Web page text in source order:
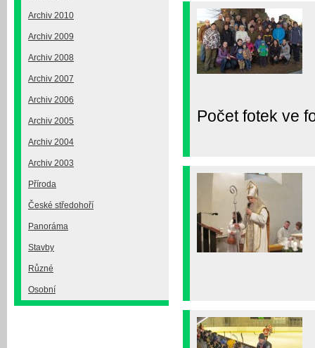
Archiv 2010
Archiv 2009
Archiv 2008
Archiv 2007
Archiv 2006
Archiv 2005
Archiv 2004
Archiv 2003
Příroda
České středohoří
Panoráma
Stavby
Různé
Osobní
Počet fotek ve